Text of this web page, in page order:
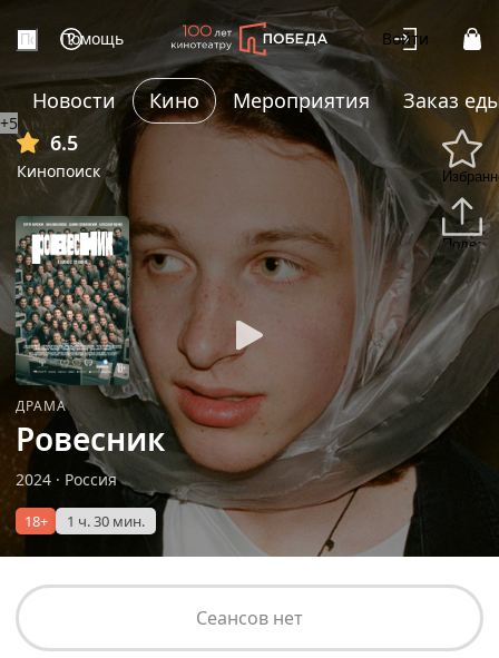
Помощь Войти
Новости Кино Мероприятия
Заказ
6.5
Кинопоиск
+5
ДРАМА
Ровесник
2024 · Россия
18+ 1 ч. 30 мин.
Сеансов нет